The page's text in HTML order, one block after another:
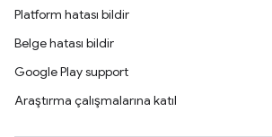
Platform hatası bildir
Belge hatası bildir
Google Play support
Araştırma çalışmalarına katıl